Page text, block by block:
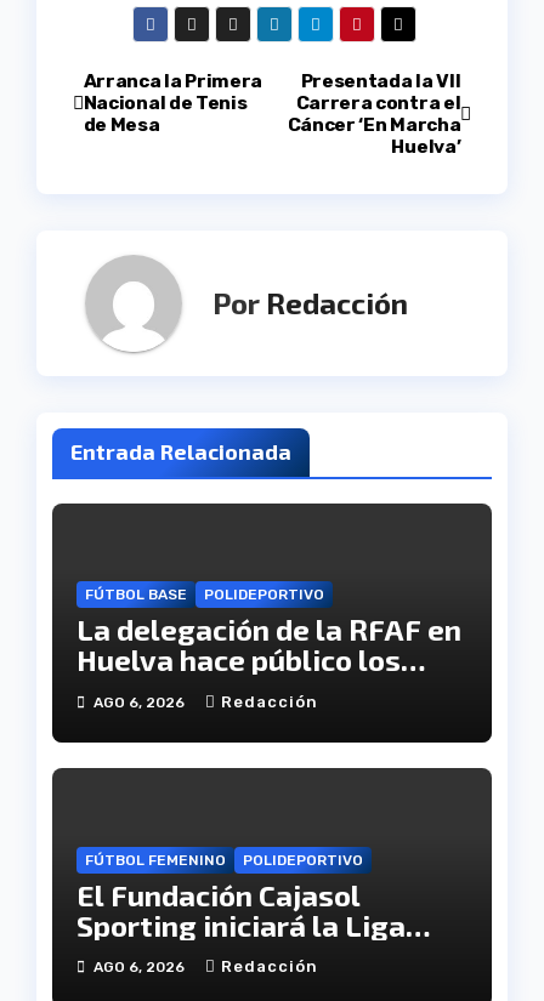
Navegación
de
Presentada la VII
Carrera contra el
Cáncer ‘En Marcha
Huelva’
Arranca la Primera
Nacional de Tenis
de Mesa
Por Redacción
Entrada Relacionada
FÚTBOL BASE POLIDEPORTIVO
La delegación de la RFAF en
Huelva hace público los
calendarios de la categoría
juvenil
AGO 6, 2026 Redacción
FÚTBOL FEMENINO POLIDEPORTIVO
El Fundación Cajasol
Sporting iniciará la Liga
recibiendo al Cacereño
AGO 6, 2026 Redacción